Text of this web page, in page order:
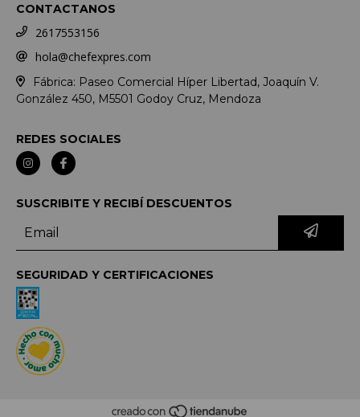
CONTACTANOS
2617553156
hola@chefexpres.com
Fábrica: Paseo Comercial Híper Libertad, Joaquín V.
González 450, M5501 Godoy Cruz, Mendoza
REDES SOCIALES
SUSCRIBITE Y RECIBÍ DESCUENTOS
SEGURIDAD Y CERTIFICACIONES